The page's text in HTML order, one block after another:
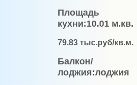
Площадь
кухни:10.01 м.кв.
79.83 тыс.руб/кв.м.
Балкон/
лоджия:лоджия